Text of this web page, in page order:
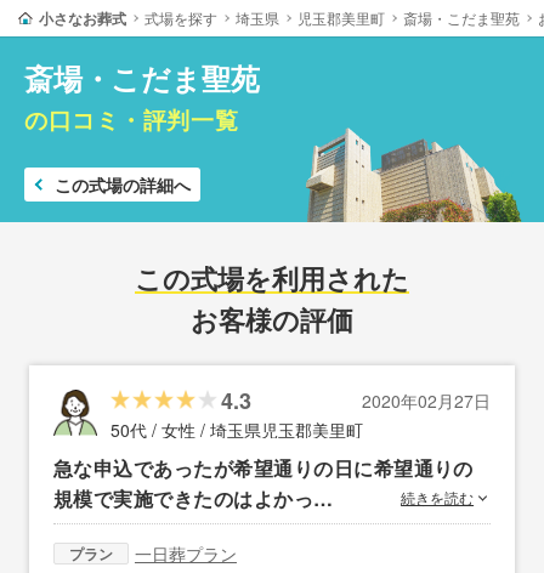
小さなお葬式 式場を探す 埼玉県 児玉郡美里町 斎場・こだま聖苑
斎場・こだま聖苑
の口コミ・評判一覧
この式場の詳細へ
この式場を利用された
お客様の評価
4.3
2020年02月27日
50代 / 女性 / 埼玉県児玉郡美里町
急な申込であったが希望通りの日に希望通りの
規模で実施できたのはよかっ…
続きを読む
プラン 一日葬プラン